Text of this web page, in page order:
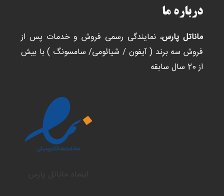
درباره ما
ماناتل پارس، نمایندگی رسمی فروش و خدمات پس از
فروش سه برند ( آیفون / شیائومی/ سامسونگ ) با بیش
از 20 سال سابقه